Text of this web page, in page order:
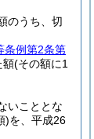
のうち、切
条例第2条第
額(その額に1
いこととな
)を、平成26